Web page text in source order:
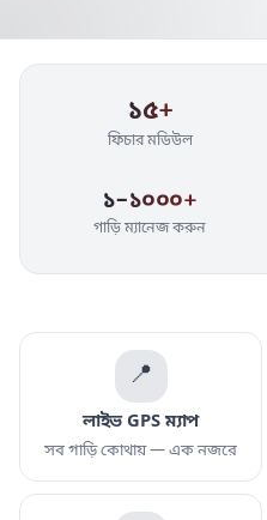
১৫+
ফিচার মডিউল
১–১০০০+
গাড়ি ম্যানেজ করুন
📍
লাইভ GPS ম্যাপ
সব গাড়ি কোথায় — এক নজরে